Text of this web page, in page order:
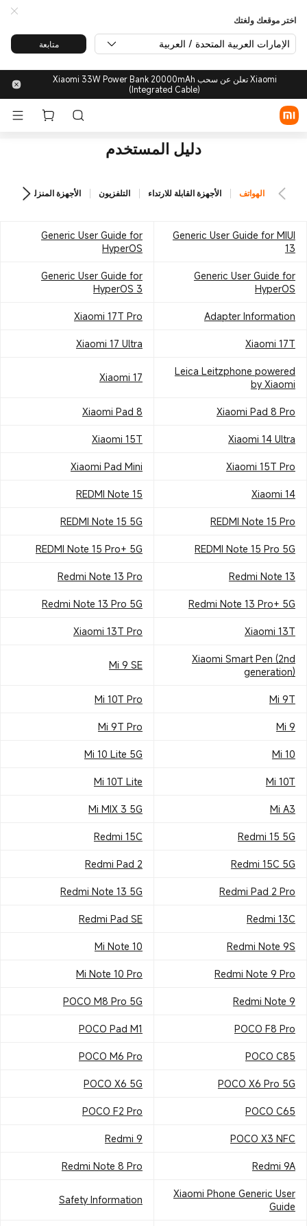
اختر موقعك ولغتك
الإمارات العربية المتحدة / العربية متابعة
Xiaomi تعلن عن سحب Xiaomi 33W Power Bank 20000mAh
(Integrated Cable)
دليل المستخدم
الهواتف الأجهزة القابلة للارتداء التلفزيون الأجهزة المنزلية
Generic User Guide for MIUI
13
Generic User Guide for
HyperOS
Generic User Guide for
HyperOS
Generic User Guide for
HyperOS 3
Adapter Information
Xiaomi 17T Pro
Xiaomi 17T
Xiaomi 17 Ultra
Leica Leitzphone powered
by Xiaomi
Xiaomi 17
Xiaomi Pad 8 Pro
Xiaomi Pad 8
Xiaomi 14 Ultra
Xiaomi 15T
Xiaomi 15T Pro
Xiaomi Pad Mini
Xiaomi 14
REDMI Note 15
REDMI Note 15 Pro
REDMI Note 15 5G
REDMI Note 15 Pro 5G
REDMI Note 15 Pro+ 5G
Redmi Note 13
Redmi Note 13 Pro
Redmi Note 13 Pro+ 5G
Redmi Note 13 Pro 5G
Xiaomi 13T
Xiaomi 13T Pro
Xiaomi Smart Pen (2nd
generation)
Mi 9 SE
Mi 9T
Mi 10T Pro
Mi 9
Mi 9T Pro
Mi 10
Mi 10 Lite 5G
Mi 10T
Mi 10T Lite
Mi A3
Mi MIX 3 5G
Redmi 15 5G
Redmi 15C
Redmi 15C 5G
Redmi Pad 2
Redmi Pad 2 Pro
Redmi Note 13 5G
Redmi 13C
Redmi Pad SE
Redmi Note 9S
Mi Note 10
Redmi Note 9 Pro
Mi Note 10 Pro
Redmi Note 9
POCO M8 Pro 5G
POCO F8 Pro
POCO Pad M1
POCO C85
POCO M6 Pro
POCO X6 Pro 5G
POCO X6 5G
POCO C65
POCO F2 Pro
POCO X3 NFC
Redmi 9
Redmi 9A
Redmi Note 8 Pro
Xiaomi Phone Generic User
Guide
Safety Information